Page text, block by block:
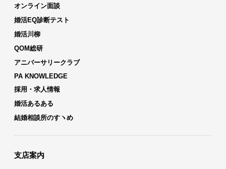
オンライン面談
婚活EQ診断テスト
婚活川柳
QOM総研
アニバーサリークラブ
PA KNOWLEDGE
採用・求人情報
婚活あるある
結婚相談所のすヽめ
支店案内